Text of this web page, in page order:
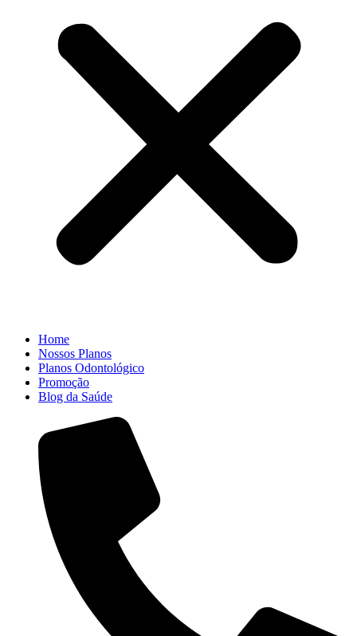
Home
Nossos Planos
Planos Odontológico
Promoção
Blog da Saúde